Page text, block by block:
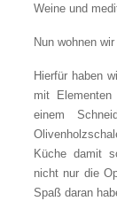
Weine und
Nun wohnen
Hierfür haben
mit
einem
Küche damit
nicht nur die
Spaß daran